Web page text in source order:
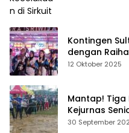
Kontingen
dengan
12 Oktober 2025
Mantap! Tiga
Kejurnas
30 September